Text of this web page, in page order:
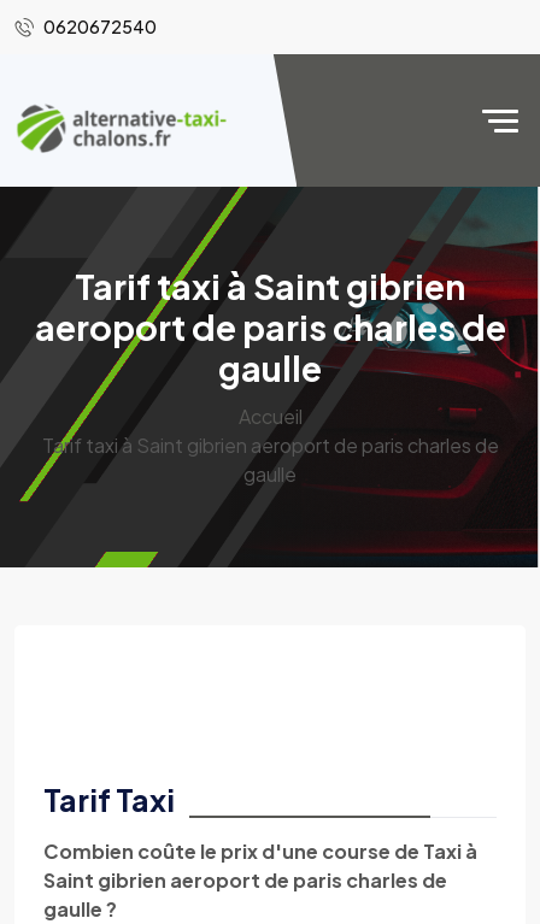
0620672540
Tarif taxi à Saint gibrien
aeroport de paris charles de
gaulle
Accueil
Tarif taxi à Saint gibrien aeroport de paris charles de
gaulle
Tarif Taxi
Combien coûte le prix d'une course de Taxi à
Saint gibrien aeroport de paris charles de
gaulle ?